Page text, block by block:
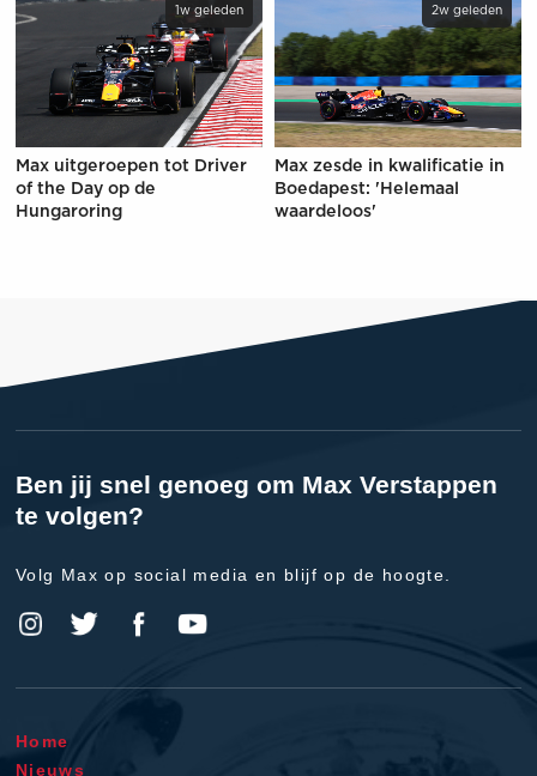
1w geleden
Max uitgeroepen tot Driver
of the Day op de
Hungaroring
2w geleden
Max zesde in kwalificatie in
Boedapest: 'Helemaal
waardeloos'
Ben jij snel genoeg om Max Verstappen
te volgen?
Volg Max op social media en blijf op de hoogte.
Home
Nieuws